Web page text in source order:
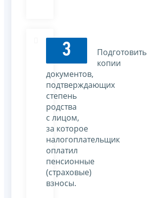
3
Подготовить
копии
документов,
подтверждающих
степень
родства
с лицом,
за которое
налогоплательщик
оплатил
пенсионные
(страховые)
взносы.